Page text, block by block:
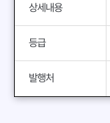
상세내용
등급
발행처